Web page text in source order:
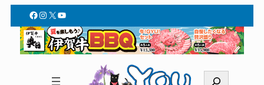
Facebook
Instagram
X YouTube